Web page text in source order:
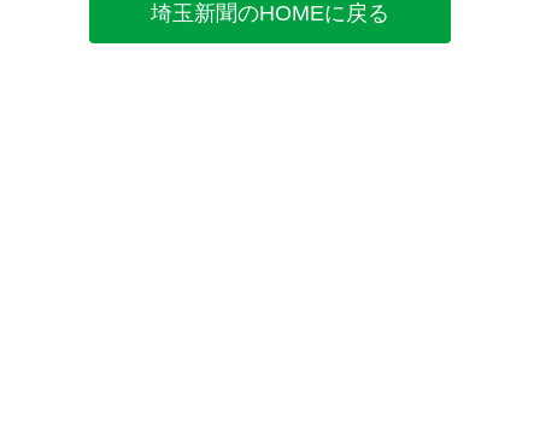
埼玉新聞のHOMEに戻る